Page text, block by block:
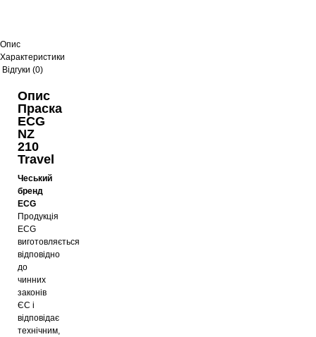
Опис
Характеристики
Відгуки (0)
Опис
Праска
ECG
NZ
210
Travel
Чеський
бренд
ECG
Продукція
ECG
виготовляється
відповідно
до
чинних
законів
ЄС і
відповідає
технічним,